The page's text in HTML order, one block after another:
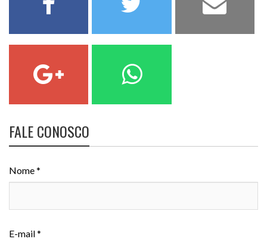
FALE CONOSCO
Nome *
E-mail *